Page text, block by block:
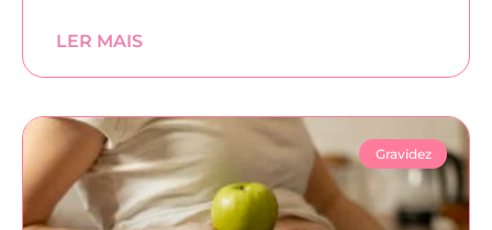
LER MAIS
Gravidez